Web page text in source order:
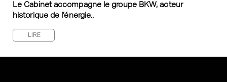
Le Cabinet accompagne le groupe BKW, acteur
historique de l’énergie..
LIRE